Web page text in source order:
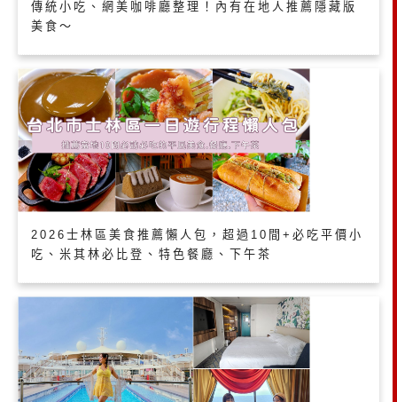
傳統小吃、網美咖啡廳整理！內有在地人推薦隱藏版
美食～
2026士林區美食推薦懶人包，超過10間+必吃平價小
吃、米其林必比登、特色餐廳、下午茶